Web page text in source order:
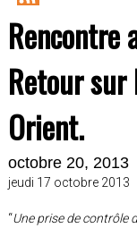
RSS
Feed
Rencontre
Retour sur
Orient.
octobre 20, 2013
jeudi 17 octobre 2013
“Une prise de contrôle